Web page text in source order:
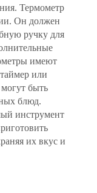
Термометр
Он должен
ручку для
имеют
или
быть
блюд.
инструмент
их вкус и